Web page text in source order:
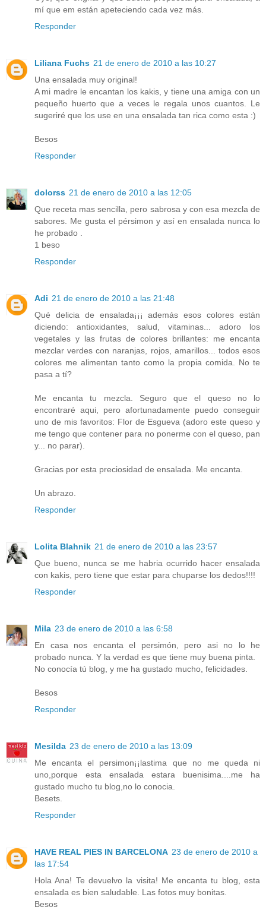
mí que em están apeteciendo cada vez más.
Responder
Liliana Fuchs 21 de enero de 2010 a las 10:27
Una ensalada muy original!
A mi madre le encantan los kakis, y tiene una amiga con un
pequeño huerto que a veces le regala unos cuantos. Le
sugeriré que los use en una ensalada tan rica como esta :)
Besos
Responder
dolorss 21 de enero de 2010 a las 12:05
Que receta mas sencilla, pero sabrosa y con esa mezcla de
sabores. Me gusta el pérsimon y así en ensalada nunca lo
he probado .
1 beso
Responder
Adi 21 de enero de 2010 a las 21:48
Qué delicia de ensalada¡¡¡ además esos colores están
diciendo: antioxidantes, salud, vitaminas... adoro los
vegetales y las frutas de colores brillantes: me encanta
mezclar verdes con naranjas, rojos, amarillos... todos esos
colores me alimentan tanto como la propia comida. No te
pasa a tí?
Me encanta tu mezcla. Seguro que el queso no lo
encontraré aqui, pero afortunadamente puedo conseguir
uno de mis favoritos: Flor de Esgueva (adoro este queso y
me tengo que contener para no ponerme con el queso, pan
y... no parar).
Gracias por esta preciosidad de ensalada. Me encanta.
Un abrazo.
Responder
Lolita Blahnik 21 de enero de 2010 a las 23:57
Que bueno, nunca se me habria ocurrido hacer ensalada
con kakis, pero tiene que estar para chuparse los dedos!!!!
Responder
Mila 23 de enero de 2010 a las 6:58
En casa nos encanta el persimón, pero asi no lo he
probado nunca. Y la verdad es que tiene muy buena pinta.
No conocía tú blog, y me ha gustado mucho, felicidades.
Besos
Responder
Mesilda 23 de enero de 2010 a las 13:09
Me encanta el persimon¡¡lastima que no me queda ni
uno,porque esta ensalada estara buenisima....me ha
gustado mucho tu blog,no lo conocia.
Besets.
Responder
HAVE REAL PIES IN BARCELONA 23 de enero de 2010 a
las 17:54
Hola Ana! Te devuelvo la visita! Me encanta tu blog, esta
ensalada es bien saludable. Las fotos muy bonitas.
Besos